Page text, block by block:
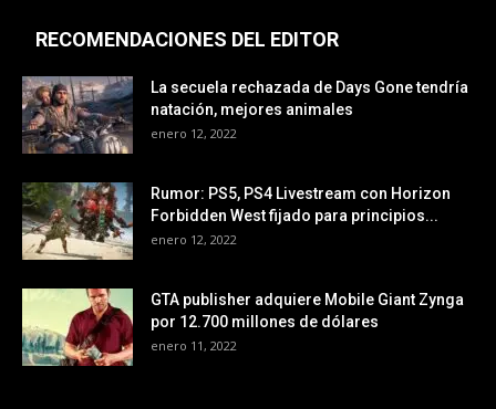
RECOMENDACIONES DEL EDITOR
La secuela rechazada de Days Gone tendría
natación, mejores animales
enero 12, 2022
Rumor: PS5, PS4 Livestream con Horizon
Forbidden West fijado para principios...
enero 12, 2022
GTA publisher adquiere Mobile Giant Zynga
por 12.700 millones de dólares
enero 11, 2022